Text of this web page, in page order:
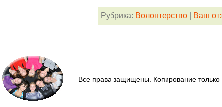
Рубрика: Волонтерство| Ваш
Все права защищены. Копирование только